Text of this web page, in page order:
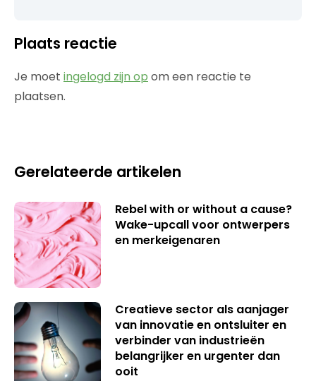
Plaats reactie
Je moet ingelogd zijn op om een reactie te
plaatsen.
Gerelateerde artikelen
Rebel with or without a cause?
Wake-upcall voor ontwerpers
en merkeigenaren
Creatieve sector als aanjager
van innovatie en ontsluiter en
verbinder van industrieën
belangrijker en urgenter dan
ooit